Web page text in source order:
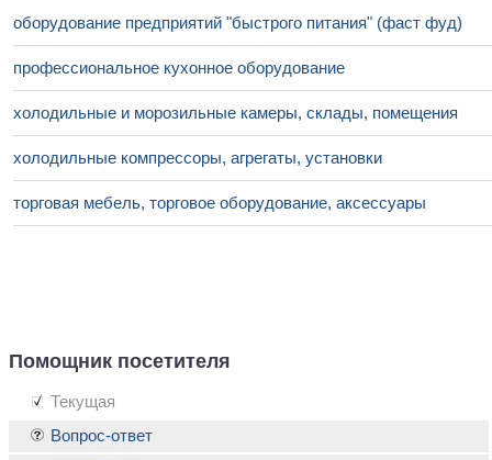
оборудование предприятий "быстрого питания" (фаст фуд)
профессиональное кухонное оборудование
холодильные и морозильные камеры, склады, помещения
холодильные компрессоры, агрегаты, установки
торговая мебель, торговое оборудование, аксессуары
Помощник посетителя
Текущая
Вопрос-ответ